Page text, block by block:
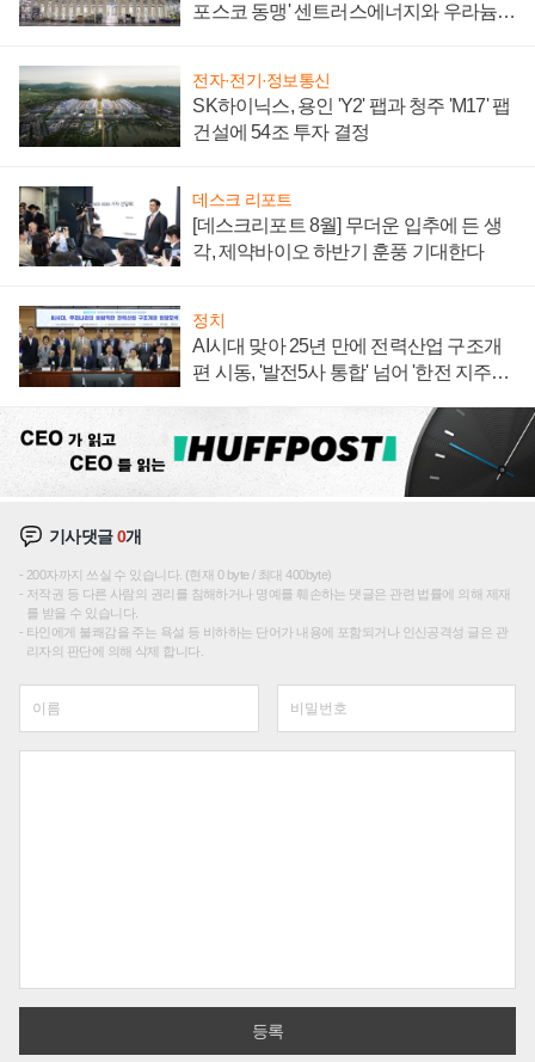
포스코 동맹' 센트러스에너지와 우라늄
전자·전기·정보통신
SK하이닉스, 용인 'Y2' 팹과 청주 'M17' 팹
건설에 54조 투자 결정
데스크 리포트
[데스크리포트 8월] 무더운 입추에 든 생
각, 제약바이오 하반기 훈풍 기대한다
정치
AI시대 맞아 25년 만에 전력산업 구조개
편 시동, '발전5사 통합' 넘어 '한전 지주사'
기사댓글0개
200자까지 쓰실 수 있습니다. (현재 0 byte / 최대 400byte)
저작권 등 다른 사람의 권리를 침해하거나 명예를 훼손하는 댓글은 관련 법률에 의해 제재
를 받을 수 있습니다.
타인에게 불쾌감을 주는 욕설 등 비하하는 단어가 내용에 포함되거나 인신공격성 글은 관
리자의 판단에 의해 삭제 합니다.